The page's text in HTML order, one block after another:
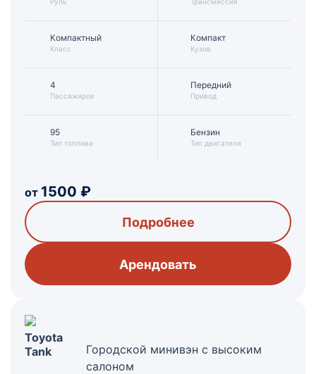
Компактный
Класс
Компакт
Кузов
4
Пассажиров
95
Тип топлива
Передний
Привод
Бензин
Тип двигателя
от 1500 ₽
Подробнее
Арендовать
Toyota
Tank
Городской минивэн с высоким
салоном